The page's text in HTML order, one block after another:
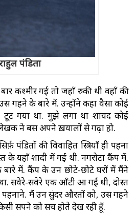
पंडिता
कश्मीर गई तो जहाँ रुकी थी वहाँ की
गहने के बारे में. उन्होंने कहा वैसा कोई
टूट गया था. मुझे लगा था शायद कोई
ने बस अपने ख़यालों से गढ़ा हो.
पंडितों की विवाहित स्त्रियाँ ही पहना
के यहाँ शादी में गई थी. नगरोटा कैंप में.
में. कैंप के उन छोटे-छोटे घरों में मैंने
सवेरे-सवेरे एक आँटी आ गईं थी, दोस्त
मैं उन सुंदर औरतों को, उस गहने
सपने को सच होते देख रही हूँ.